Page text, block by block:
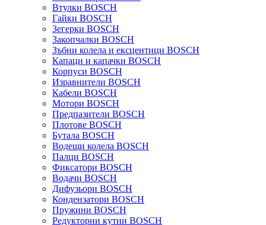
Втулки BOSCH
Гайки BOSCH
Зегерки BOSCH
Закопчалки BOSCH
Зъбни колела и ексцентици BOSCH
Капаци и капачки BOSCH
Корпуси BOSCH
Изравнители BOSCH
Кабели BOSCH
Мотори BOSCH
Предпазители BOSCH
Плотове BOSCH
Бутала BOSCH
Водещи колела BOSCH
Палци BOSCH
Фиксатори BOSCH
Водачи BOSCH
Дифузьори BOSCH
Кондензатори BOSCH
Пружини BOSCH
Редукторни кутии BOSCH